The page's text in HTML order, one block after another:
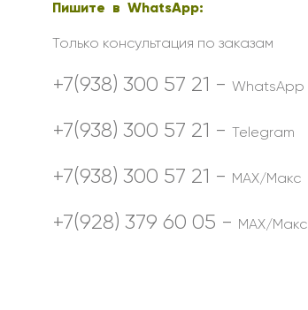
Бабушке
Дедушке
Пишите в WhatsApp:
Только консультация по заказам
+7(938) 300 57 21 - WhatsApp
+7(938) 300 57 21 - Telegram
+7(938) 300 57 21 - MAX/Макс
+7(928) 379 60 05 - MAX/Макс